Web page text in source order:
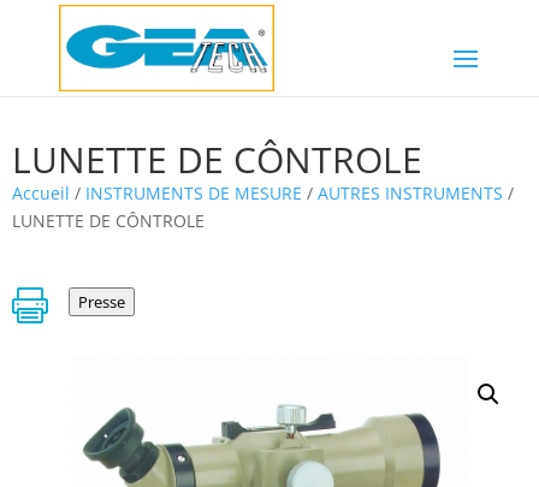
LUNETTE DE CÔNTROLE
Accueil / INSTRUMENTS DE MESURE / AUTRES INSTRUMENTS /
LUNETTE DE CÔNTROLE
 Presse